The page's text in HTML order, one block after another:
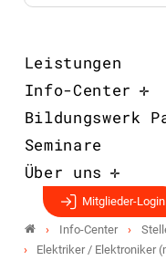
Leistungen
Info-Center
Bildungswerk
Seminare
Über uns
Mitglieder-Login
Info-Center
Elektriker / Elektroniker